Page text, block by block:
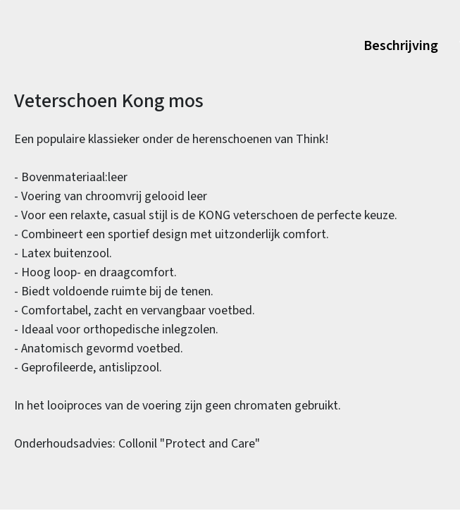
Beschrijving
Productinformatie
Veterschoen Kong mos
Een populaire klassieker onder de herenschoenen van Think!
- Bovenmateriaal:leer
- Voering van chroomvrij gelooid leer
- Voor een relaxte, casual stijl is de KONG veterschoen de perfecte keuze.
- Combineert een sportief design met uitzonderlijk comfort.
- Latex buitenzool.
- Hoog loop- en draagcomfort.
- Biedt voldoende ruimte bij de tenen.
- Comfortabel, zacht en vervangbaar voetbed.
- Ideaal voor orthopedische inlegzolen.
- Anatomisch gevormd voetbed.
- Geprofileerde, antislipzool.
In het looiproces van de voering zijn geen chromaten gebruikt.
Onderhoudsadvies: Collonil "Protect and Care"